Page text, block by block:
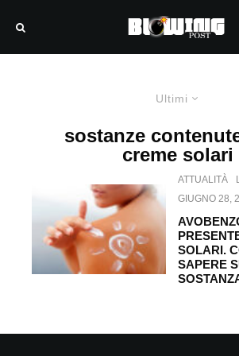
Ultimi
sostanze
creme solari
ATTUALITÀ
GIUGNO 28,
SOLARI.
SAPERE